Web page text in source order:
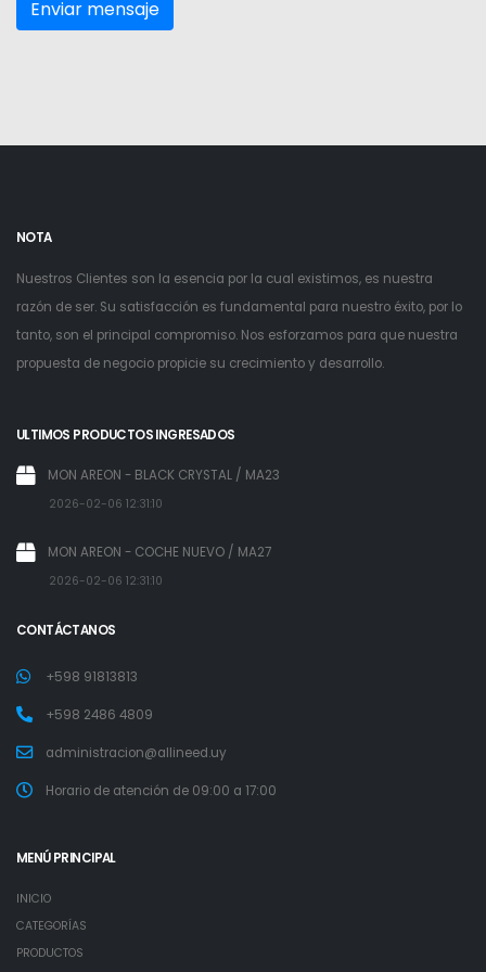
NOTA
Nuestros Clientes son la esencia por la cual existimos, es nuestra
razón de ser. Su satisfacción es fundamental para nuestro éxito, por lo
tanto, son el principal compromiso. Nos esforzamos para que nuestra
propuesta de negocio propicie su crecimiento y desarrollo.
ULTIMOS PRODUCTOS INGRESADOS
MON AREON - BLACK CRYSTAL / MA23
2026-02-06 12:31:10
MON AREON - COCHE NUEVO / MA27
2026-02-06 12:31:10
CONTÁCTANOS
+598 91813813
+598 2486 4809
administracion@allineed.uy
Horario de atención de 09:00 a 17:00
MENÚ PRINCIPAL
INICIO
CATEGORÍAS
PRODUCTOS